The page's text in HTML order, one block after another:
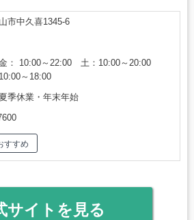
市中久喜1345-6
： 10:00～22:00 土：10:00～20:00
～18:00
季休業・年末年始
すすめ
サイトを見る